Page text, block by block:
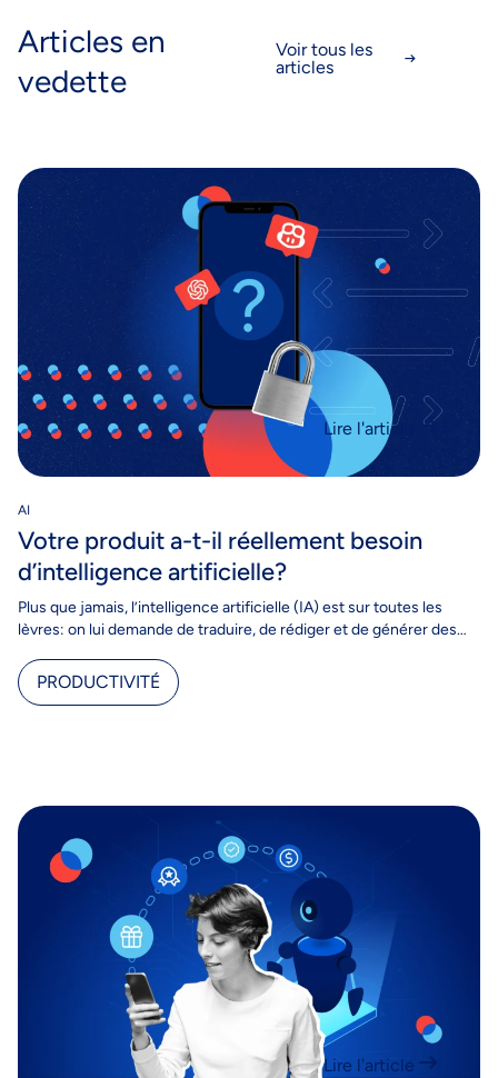
Articles en
vedette
Voir tous les
articles
Lire l'article
AI
Votre produit a-t-il réellement besoin
d’intelligence artificielle?
Plus que jamais, l’intelligence artificielle (IA) est sur toutes les
lèvres: on lui demande de traduire, de rédiger et de générer des
PRODUCTIVITÉ
Lire l'article